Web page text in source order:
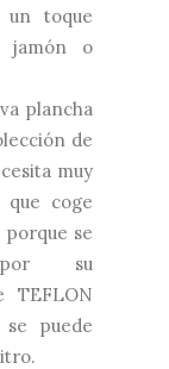
toque
jamón o
plancha
de
muy
coge
se
por su
TEFLON
puede